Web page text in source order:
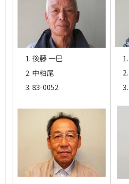
後藤 一巳
中粕尾
83-0052